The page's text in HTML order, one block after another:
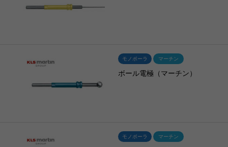
モノポーラ マーチン
ボール電極（マーチン）
モノポーラ マーチン